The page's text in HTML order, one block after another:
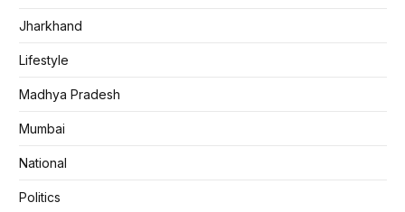
Jharkhand
Lifestyle
Madhya Pradesh
Mumbai
National
Politics